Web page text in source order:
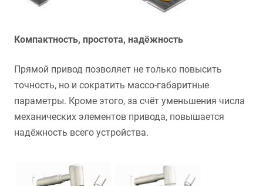
Компактность, простота, надёжность
Прямой привод позволяет не только повысить
точность, но и сократить массо-габаритные
параметры. Кроме этого, за счёт уменьшения числа
механических элементов привода, повышается
надёжность всего устройства.